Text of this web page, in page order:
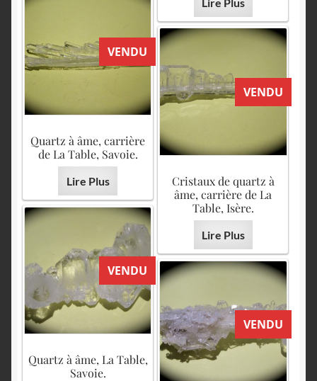
VENDU
Quartz à âme, carrière
de La Table, Savoie.
Lire Plus
VENDU
Cristaux de quartz à
âme, carrière de La
Table, Isère.
Lire Plus
VENDU
Quartz à âme, La Table,
Savoie.
VENDU